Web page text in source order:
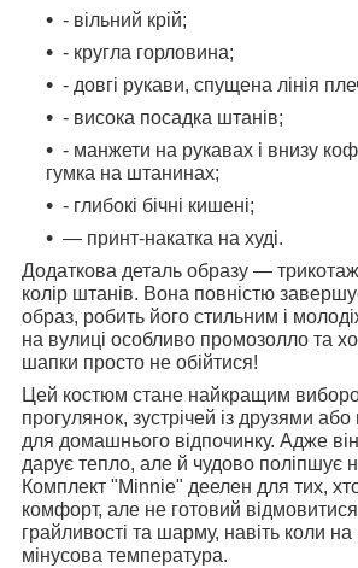
- вільний крій;
- кругла горловина;
- довгі рукави, спущена лінія
- висока посадка штанів;
- манжети на рукавах і внизу
гумка на штанинах;
- глибокі бічні кишені;
— принт-накатка на худі.
Додаткова деталь образу —
колір штанів. Вона повністю
образ, робить його стильним і
на вулиці особливо промозолло та
шапки просто не обійтися!
Цей костюм стане найкращим
прогулянок, зустрічей із друзями або
для домашнього відпочинку. Адже він
дарує тепло, але й чудово поліпшує
Комплект "Minnie" деелен для тих,
комфорт, але не готовий відмовитися
грайливості та шарму, навіть коли на
мінусова температура.